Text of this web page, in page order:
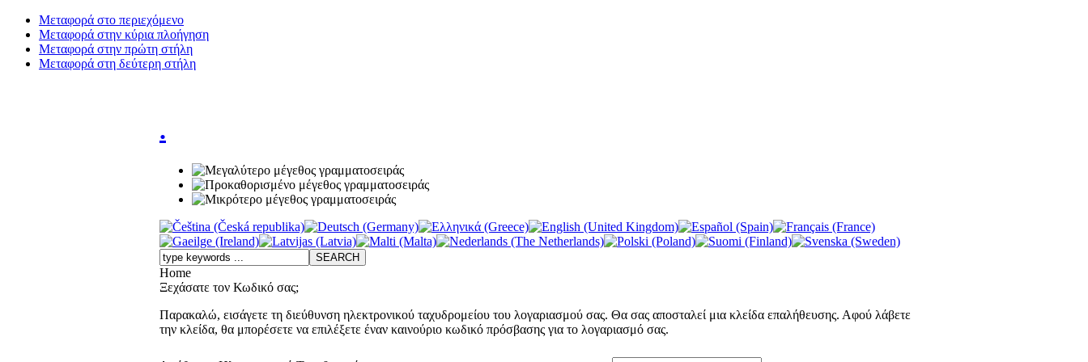
Μεταφορά στο περιεχόμενο
Μεταφορά στην κύρια πλοήγηση
Μεταφορά στην πρώτη στήλη
Μεταφορά στη δεύτερη στήλη
.
Home
Ξεχάσατε τον Κωδικό σας;
Παρακαλώ, εισάγετε τη διεύθυνση ηλεκτρονικού ταχυδρομείου του λογαριασμού σας. Θα σας αποσταλεί μια κλείδα επαλήθευσης. Αφού λάβετε
την κλείδα, θα μπορέσετε να επιλέξετε έναν καινούριο κωδικό πρόσβασης για το λογαριασμό σας.